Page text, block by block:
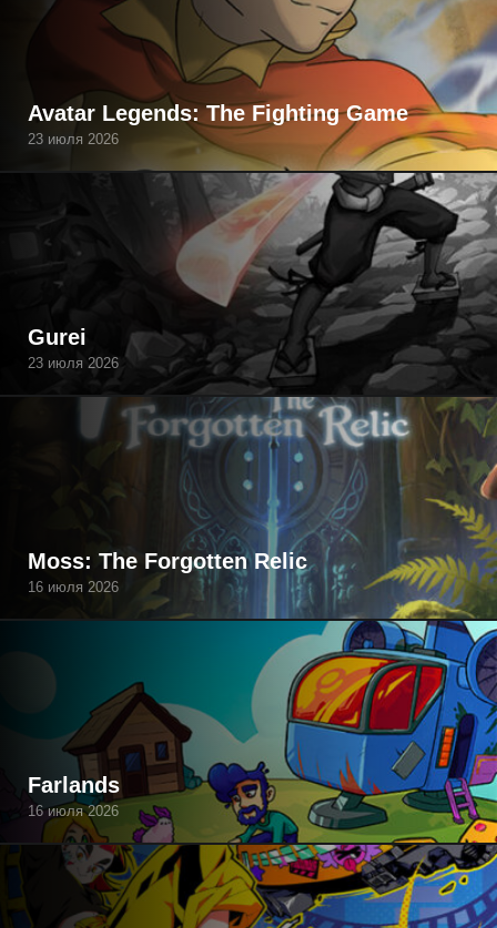
Avatar Legends: The Fighting Game
23 июля 2026
Gurei
23 июля 2026
Moss: The Forgotten Relic
16 июля 2026
Farlands
16 июля 2026